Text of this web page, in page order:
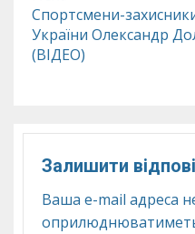
Спортсмени-
України Олександр
(ВІДЕО)
Залишити
Ваша e-mail адреса